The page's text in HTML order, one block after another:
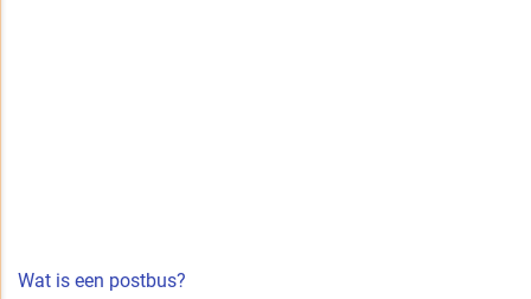
Wat is een postbus?